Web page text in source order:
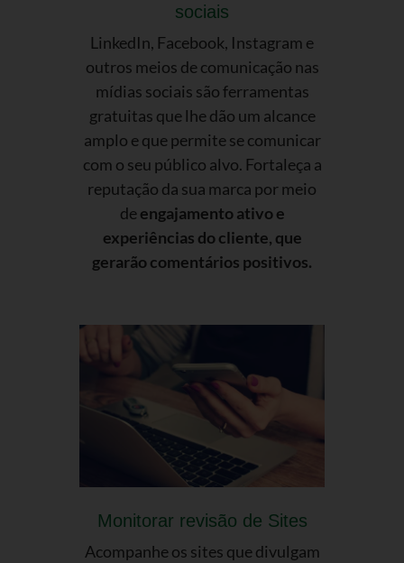
sociais
LinkedIn, Facebook, Instagram e
outros meios de comunicação nas
mídias sociais são ferramentas
gratuitas que lhe dão um alcance
amplo e que permite se comunicar
com o seu público alvo. Fortaleça a
reputação da sua marca por meio
deengajamento ativo e
experiências do cliente, que
gerarão comentários positivos.
Monitorar revisão de Sites
Acompanhe os sites que divulgam